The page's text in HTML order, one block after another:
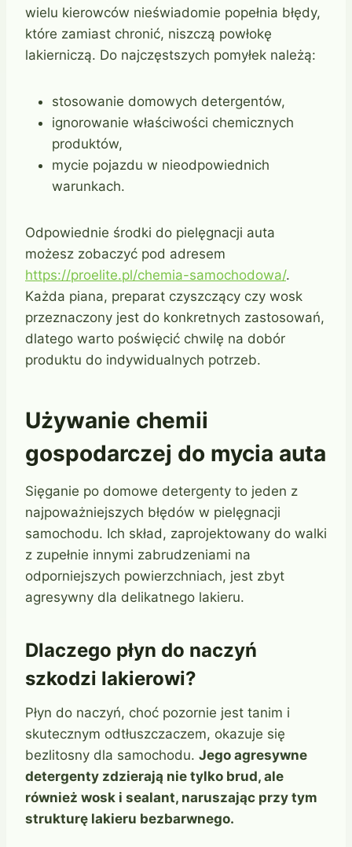
wielu kierowców nieświadomie popełnia błędy,
które zamiast chronić, niszczą powłokę
lakierniczą. Do najczęstszych pomyłek należą:
stosowanie domowych detergentów,
ignorowanie właściwości chemicznych
produktów,
mycie pojazdu w nieodpowiednich
warunkach.
Odpowiednie środki do pielęgnacji auta
możesz zobaczyć pod adresem
https://proelite.pl/chemia-samochodowa/.
Każda piana, preparat czyszczący czy wosk
przeznaczony jest do konkretnych zastosowań,
dlatego warto poświęcić chwilę na dobór
produktu do indywidualnych potrzeb.
Używanie chemii
gospodarczej do mycia auta
Sięganie po domowe detergenty to jeden z
najpoważniejszych błędów w pielęgnacji
samochodu. Ich skład, zaprojektowany do walki
z zupełnie innymi zabrudzeniami na
odporniejszych powierzchniach, jest zbyt
agresywny dla delikatnego lakieru.
Dlaczego płyn do naczyń
szkodzi lakierowi?
Płyn do naczyń, choć pozornie jest tanim i
skutecznym odtłuszczaczem, okazuje się
bezlitosny dla samochodu. Jego agresywne
detergenty zdzierają nie tylko brud, ale
również wosk i sealant, naruszając przy tym
strukturę lakieru bezbarwnego.